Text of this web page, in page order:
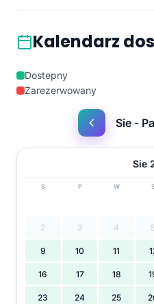
Kalendarz
Dostepny
Zarezerwowany
Sie -
Sie
S P W
2 3 4 5
9 10 11
16 17 18
23 24 25